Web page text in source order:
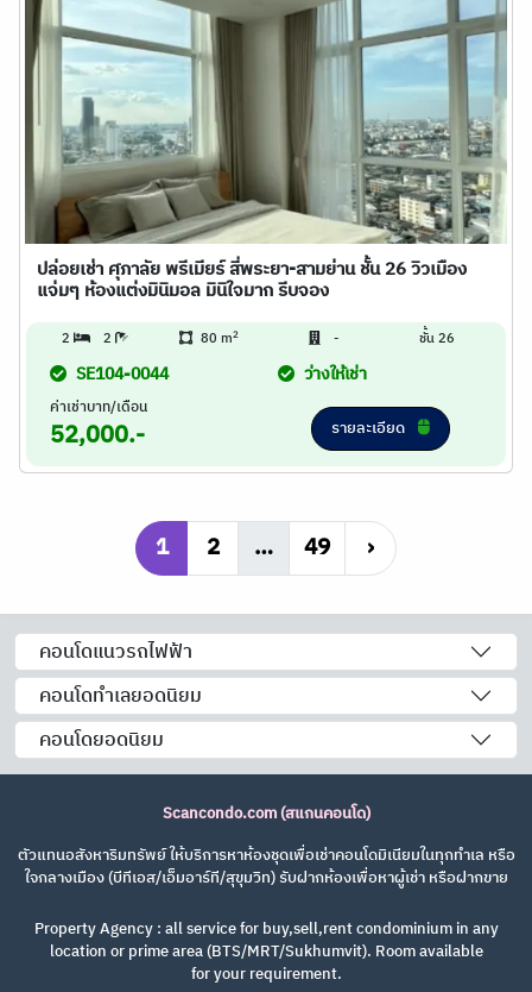
ปล่อยเช่า ศุภาลัย พรีเมียร์ สี่พระยา-สามย่าน ชั้น 26 วิวเมือง
แจ่มๆ ห้องแต่งมินิมอล มินิใจมาก รีบจอง
2 2 80 m2 - ชั้น 26
SE104-0044 ว่างให้เช่า
ค่าเช่าบาท/เดือน
52,000.- รายละเอียด
1 2 … 49 ›
คอนโดแนวรถไฟฟ้า
คอนโดทำเลยอดนิยม
คอนโดยอดนิยม
Scancondo.com (สแกนคอนโด)
ตัวแทนอสังหาริมทรัพย์ ให้บริการหาห้องชุดเพื่อเช่าคอนโดมิเนียมในทุกทำเล หรือ
ใจกลางเมือง (บีทีเอส/เอ็มอาร์ที/สุขุมวิท) รับฝากห้องเพื่อหาผู้เช่า หรือฝากขาย
Property Agency : all service for buy,sell,rent condominium in any
location or prime area (BTS/MRT/Sukhumvit). Room available
for your requirement.